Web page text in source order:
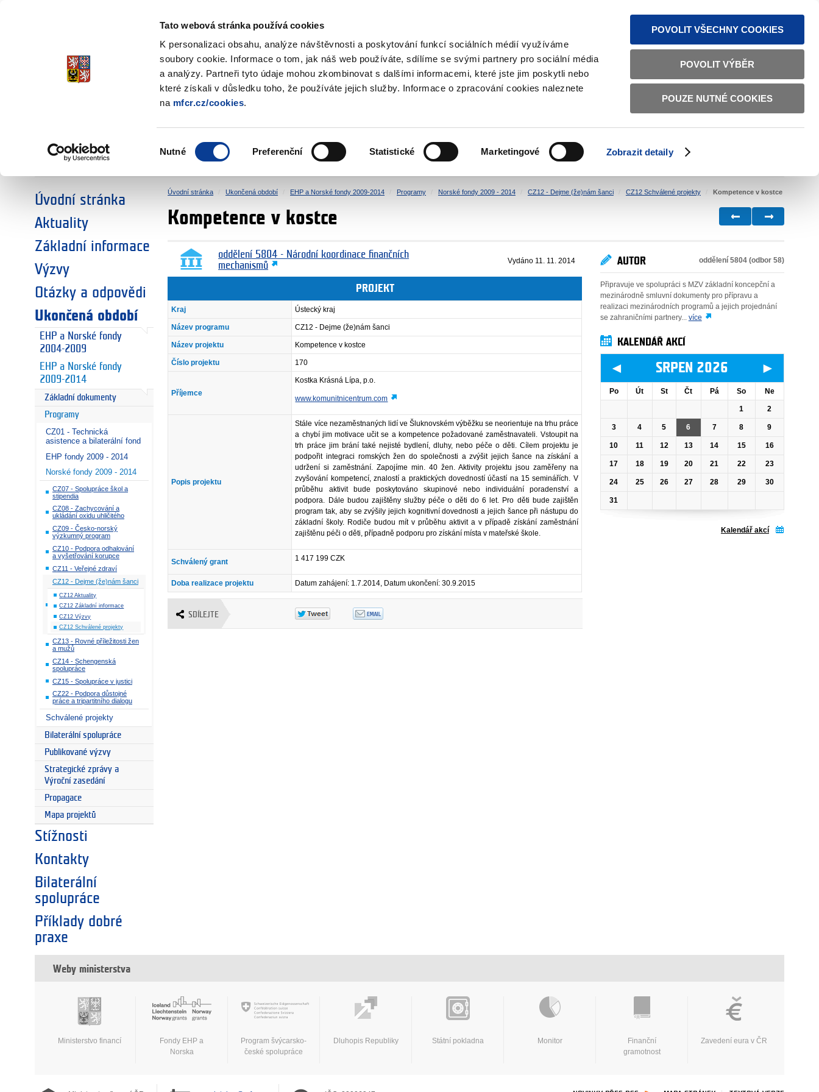
Tato webová stránka používá cookies
K personalizaci obsahu, analýze návštěvnosti a poskytování funkcí sociálních médií využíváme
soubory cookie. Informace o tom, jak náš web používáte, sdílíme se svými partnery pro sociální média
a analýzy. Partneři tyto údaje mohou zkombinovat s dalšími informacemi, které jste jim poskytli nebo
které získali v důsledku toho, že používáte jejich služby. Informace o zpracování cookies naleznete
na mfcr.cz/cookies.
souhlasu
Nutné Preferenční Statistické Marketingové Zobrazit detaily
POVOLIT VŠECHNY COOKIES
POVOLIT VÝBĚR
POUZE NUTNÉ COOKIES
TEXTOVÁ VERZE ČESKY ENGLISH
Fondy EHP a Norska
ZVOLTE SI OBLAST:
SOCIÁLNÍ DIALOG ŽIVOTNÍ PROSTŘEDÍ LIDSKÁ PRÁVA SPRAVEDLNOST VNITŘNÍ VĚCI BILATERÁLNÍ SPOLUPRÁCE
Úvodní stránka
Aktuality
Základní informace
Výzvy
Otázky a odpovědi
Ukončená období
EHP a Norské fondy
2004-2009
EHP a Norské fondy
2009-2014
Základní dokumenty
Programy
CZ01 - Technická
asistence a bilaterální fond
EHP fondy 2009 - 2014
Norské fondy 2009 - 2014
CZ07 - Spolupráce škol a
stipendia
CZ08 - Zachycování a
ukládání oxidu uhličitého
CZ09 - Česko-norský
výzkumný program
CZ10 - Podpora odhalování
a vyšetřování korupce
CZ11 - Veřejné zdraví
CZ12 - Dejme (že)nám šanci
CZ12 Aktuality
CZ12 Základní informace
CZ12 Výzvy
CZ12 Schválené projekty
CZ13 - Rovné příležitosti žen
a mužů
CZ14 - Schengenská
spolupráce
CZ15 - Spolupráce v justici
CZ22 - Podpora důstojné
práce a tripartitního dialogu
Schválené projekty
Bilaterální spolupráce
Publikované výzvy
Strategické zprávy a
Výroční zasedání
Propagace
Mapa projektů
Stížnosti
Kontakty
Bilaterální
spolupráce
Příklady dobré
praxe
Úvodní stránka Ukončená období EHP a Norské fondy 2009-2014 Programy Norské fondy 2009 - 2014 CZ12 - Dejme (že)nám šanci CZ12 Schválené projekty Kompetence v kostce
Kompetence v kostce
oddělení 5804 - Národní koordinace finančních
mechanismů
Vydáno 11. 11. 2014
PROJEKT
Kraj Ústecký kraj
Název programu CZ12 - Dejme (že)nám šanci
Název projektu Kompetence v kostce
Číslo projektu 170
Příjemce
Kostka Krásná Lípa, p.o.
www.komunitnicentrum.com
Popis projektu
Stále více nezaměstnaných lidí ve Šluknovském výběžku se neorientuje na trhu práce
a chybí jim motivace učit se a kompetence požadované zaměstnavateli. Vstoupit na
trh práce jim brání také nejisté bydlení, dluhy, nebo péče o děti. Cílem projektu je
podpořit integraci romských žen do společnosti a zvýšit jejich šance na získání a
udržení si zaměstnání. Zapojíme min. 40 žen. Aktivity projektu jsou zaměřeny na
zvyšování kompetencí, znalostí a praktických dovedností účastí na 15 seminářích. V
průběhu aktivit bude poskytováno skupinové nebo individuální poradenství a
podpora. Dále budou zajištěny služby péče o děti do 6 let. Pro děti bude zajištěn
program tak, aby se zvýšily jejich kognitivní dovednosti a jejich šance při nástupu do
základní školy. Rodiče budou mít v průběhu aktivit a v případě získání zaměstnání
zajištěnu péči o děti, případně podporu pro získání místa v mateřské škole.
Schválený grant 1 417 199 CZK
Doba realizace projektu Datum zahájení: 1.7.2014, Datum ukončení: 30.9.2015
SDÍLEJTE
AUTOR oddělení 5804 (odbor 58)
Připravuje ve spolupráci s MZV základní koncepční a
mezinárodně smluvní dokumenty pro přípravu a
realizaci mezinárodních programů a jejich projednání
se zahraničními partnery... více
KALENDÁŘ AKCÍ
◄ SRPEN 2026 ►
Po Út St Čt Pá So Ne
1 2
3 4 5 6 7 8 9
10 11 12 13 14 15 16
17 18 19 20 21 22 23
24 25 26 27 28 29 30
31
Kalendář akcí
Weby ministerstva
Ministerstvo financí
Fondy EHP a
Norska
Program švýcarsko-
české spolupráce
Dluhopis Republiky Státní pokladna Monitor
Finanční
gramotnost
Zavedení eura v ČR